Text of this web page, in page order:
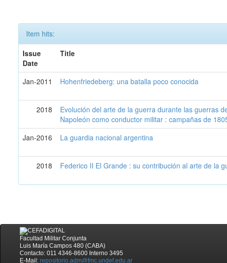
Item hits:
Issue
Date
Title
Jan-2011 Hohenfriedeberg: una batalla poco conocida
2018
Evolución del arte de la guerra durante las guerras
Napoleón como conductor militar : campañas de
Jan-2016
La guardia nacional argentina
2018
Federico II El Grande : su contribución al arte de la
Facultad Militar Conjunta
Luis María Campos 480 (CABA)
Contacto: 011 4346-8600 Interno 3495
E-Mail: repositorio.adm@fmc.undef.edu.ar